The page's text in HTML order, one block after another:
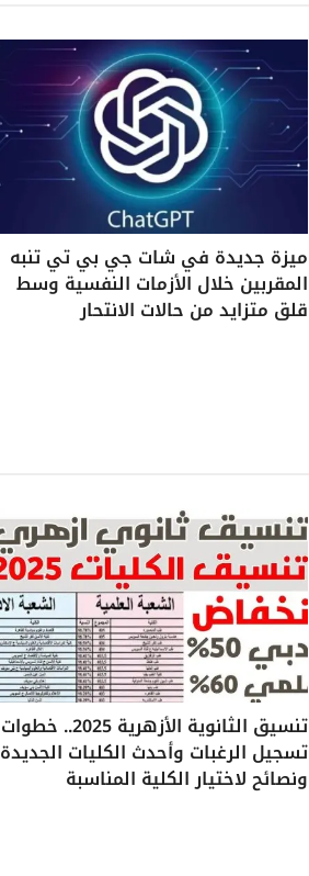
ميزة جديدة في شات جي بي تي تنبه
المقربين خلال الأزمات النفسية وسط
قلق متزايد من حالات الانتحار
تنسيق الثانوية الأزهرية 2025.. خطوات
تسجيل الرغبات وأحدث الكليات الجديدة
ونصائح لاختيار الكلية المناسبة